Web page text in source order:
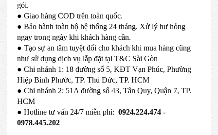
gói.
● Giao hàng COD trên toàn quốc.
● Bảo hành toàn bộ hệ thống 24 tháng. Xử lý hư hỏng
ngay trong ngày khi khách hàng cần.
● Tạo sự an tâm tuyệt đối cho khách khi mua hàng cũng
như sử dụng dịch vụ lắp đặt tại T&C Sài Gòn
● Chi nhánh 1: 18 đường số 5, KĐT Vạn Phúc, Phường
Hiệp Bình Phước, TP. Thủ Đức, TP. HCM
● Chi nhánh 2: 51A đường số 43, Tân Quy, Quận 7, TP.
HCM
● Hotline tư vấn 24/7 miễn phí: 0924.224.474 -
0978.445.202